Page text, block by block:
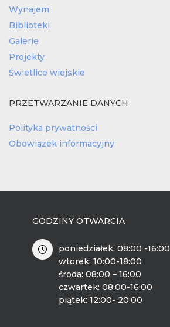
Wynajem
Biblioteki
Galerie
Projekty
Świetlice wiejskie
PRZETWARZANIE DANYCH
Polityka prywatności
Obowiązek informacyjny
GODZINY OTWARCIA
poniedziałek: 08:00 -16:00
wtorek: 10:00-18:00
środa: 08:00 – 16:00
czwartek: 08:00-16:00
piątek: 12:00- 20:00